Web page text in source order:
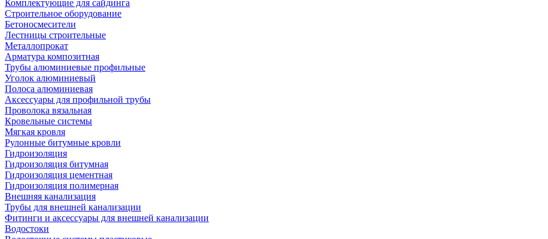
Комплектующие для сайдинга
Строительное оборудование
Бетоносмесители
Лестницы строительные
Металлопрокат
Арматура композитная
Трубы алюминиевые профильные
Уголок алюминиевый
Полоса алюминиевая
Аксессуары для профильной трубы
Проволока вязальная
Кровельные системы
Мягкая кровля
Рулонные битумные кровли
Гидроизоляция
Гидроизоляция битумная
Гидроизоляция цементная
Гидроизоляция полимерная
Внешняя канализация
Трубы для внешней канализации
Фитинги и аксессуары для внешней канализации
Водостоки